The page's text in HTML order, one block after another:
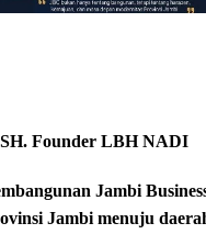
Founder LBH NADI
Jambi
Jambi menuju